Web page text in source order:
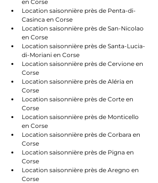
en Corse
Location saisonnière près de Penta-di-
Casinca en Corse
Location saisonnière près de San-Nicolao
en Corse
Location saisonnière près de Santa-Lucia-
di-Moriani en Corse
Location saisonnière près de Cervione en
Corse
Location saisonnière près de Aléria en
Corse
Location saisonnière près de Corte en
Corse
Location saisonnière près de Monticello
en Corse
Location saisonnière près de Corbara en
Corse
Location saisonnière près de Pigna en
Corse
Location saisonnière près de Aregno en
Corse